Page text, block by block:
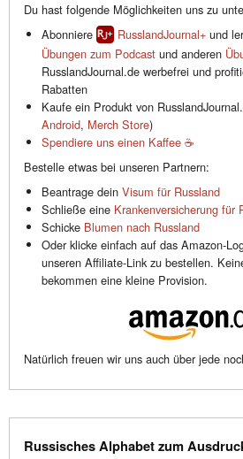
Du hast folgende Möglichkeiten uns zu
Abonniere
RusslandJournal+ und
Übungen zum Podcast und anderen
RusslandJournal.de werbefrei und
Rabatten
Kaufe ein Produkt von
Android, Merch Store)
Spendiere uns einen Kaffee ☕️
Bestelle etwas bei unseren Partnern:
Beantrage dein Visum für Russland
Schließe eine Krankenversicherung für
Schicke Blumen nach Russland
Oder klicke einfach auf das Amazon-
unseren Affiliate-Link zu bestellen.
bekommen eine kleine Provision.
Natürlich freuen wir uns auch über jede
Russisches Alphabet zum